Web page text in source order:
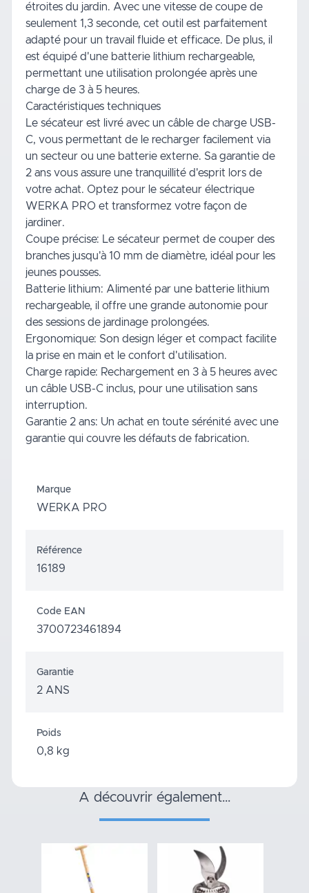
étroites du jardin. Avec une vitesse de coupe de
seulement 1,3 seconde, cet outil est parfaitement
adapté pour un travail fluide et efficace. De plus, il
est équipé d'une batterie lithium rechargeable,
permettant une utilisation prolongée après une
charge de 3 à 5 heures.
Caractéristiques techniques
Le sécateur est livré avec un câble de charge USB-
C, vous permettant de le recharger facilement via
un secteur ou une batterie externe. Sa garantie de
2 ans vous assure une tranquillité d'esprit lors de
votre achat. Optez pour le sécateur électrique
WERKA PRO et transformez votre façon de
jardiner.
Coupe précise: Le sécateur permet de couper des
branches jusqu'à 10 mm de diamètre, idéal pour les
jeunes pousses.
Batterie lithium: Alimenté par une batterie lithium
rechargeable, il offre une grande autonomie pour
des sessions de jardinage prolongées.
Ergonomique: Son design léger et compact facilite
la prise en main et le confort d'utilisation.
Charge rapide: Rechargement en 3 à 5 heures avec
un câble USB-C inclus, pour une utilisation sans
interruption.
Garantie 2 ans: Un achat en toute sérénité avec une
garantie qui couvre les défauts de fabrication.
Marque
WERKA PRO
Référence
16189
Code EAN
3700723461894
Garantie
2 ANS
Poids
0,8 kg
a découvrir également…